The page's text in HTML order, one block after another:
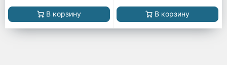
В корзину В корзину